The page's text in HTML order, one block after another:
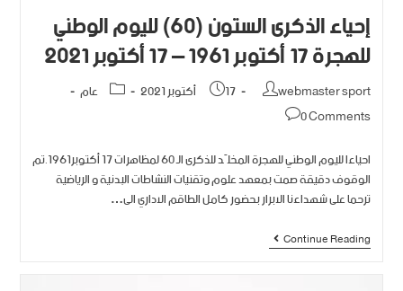
إحياء الذكرى الستون (60) لليوم الوطني
للهجرة 17 أكتوبر 1961 – 17 أكتوبر 2021
webmaster sport 17 أكتوبر 2021
عام
0 Comments
احياءا لليوم الوطني للهجرة المخلّد للذكرى الـ 60 لمظاهرات 17 أكتوبر1961.تم
الوقوف دقيقة صمت بمعهد علوم وتقنيات النشاطات البدنية و الرياضية
ترحما على شهداءنا الابرار بحضور كامل الطاقم الاداري الى…
Continue Reading